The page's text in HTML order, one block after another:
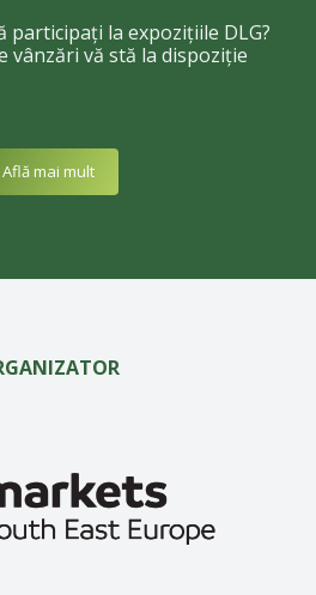
participaţi la expoziţiile DLG?
vânzări vă stă la dispoziţie
Află mai mult